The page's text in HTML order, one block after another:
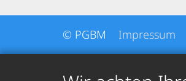
© PGBM Impressum